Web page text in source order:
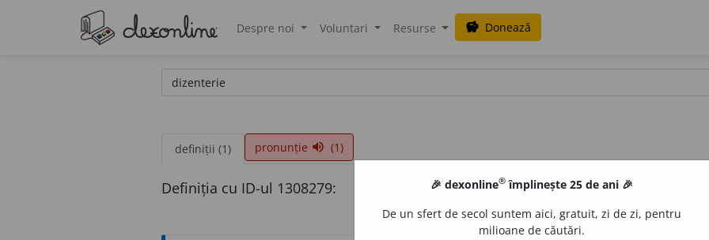
Despre noi Voluntari Resurse savings Donează
definiții (1) pronunție volume_up (1)
Definiția cu ID-ul 1308279: 🎉 dexonline® împlinește 25 de ani 🎉
De un sfert de secol suntem aici, gratuit, zi de zi, pentru
milioane de căutări.